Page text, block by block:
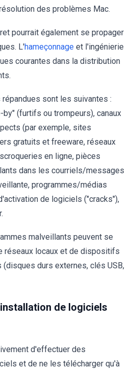
des problèmes Mac.
pourrait également se propager
L'hameçonnage et l'ingénierie
courantes dans la distribution
sont les suivantes :
(furtifs ou trompeurs), canaux
(par exemple, sites
gratuits et freeware, réseaux
en ligne, pièces
dans les courriels/messages
programmes/médias
de logiciels ("cracks"),
malveillants peuvent se
réseaux locaux et de dispositifs
durs externes, clés USB,
de logiciels
d'effectuer des
et de ne les télécharger qu'à